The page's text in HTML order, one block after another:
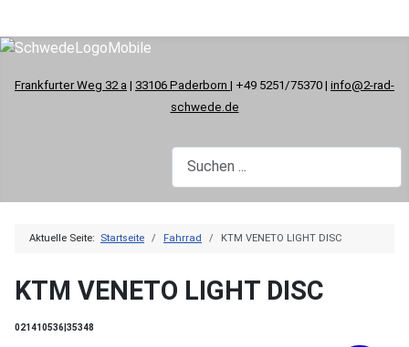
Frankfurter Weg 32 a | 33106 Paderborn | +49 5251/75370 | info@2-rad-
schwede.de
Aktuelle Seite: Startseite Fahrrad KTM VENETO LIGHT DISC
KTM VENETO LIGHT DISC
021410536|35348